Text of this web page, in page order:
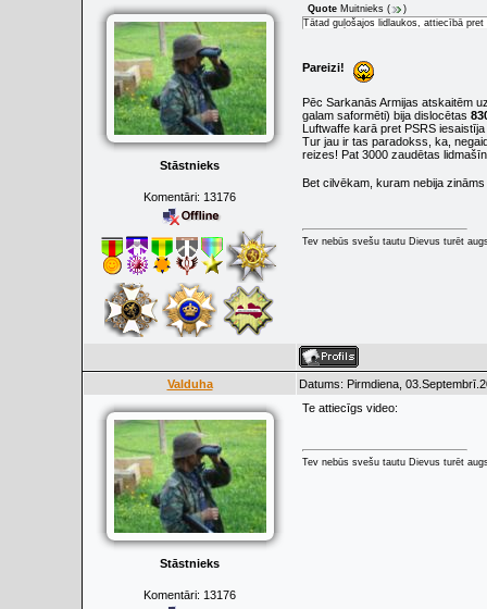
Stāstnieks
Komentāri: 13176
Quote Muitnieks (
)
Tātad guļošajos lidlaukos, attiecībā
Pareizi!
Pēc Sarkanās Armijas atskaitēm
galam saformēti) bija dislocētas
Luftwaffe karā pret PSRS iesaistīja
Tur jau ir tas paradokss, ka,
reizes! Pat 3000 zaudētas
Bet cilvēkam, kuram nebija
Tev nebūs svešu tautu Dievus turēt
Valduha Datums: Pirmdiena,
Stāstnieks
Komentāri: 13176
Te attiecīgs video:
Tev nebūs svešu tautu Dievus turēt